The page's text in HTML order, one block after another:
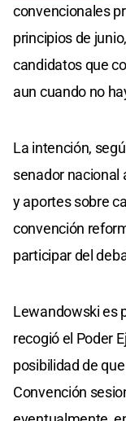
convencionales
principios de
candidatos que
aun cuando no
La intención,
senador nacional
y aportes sobre
convención
participar del
Lewandowski es
recogió el Poder
posibilidad de
Convención